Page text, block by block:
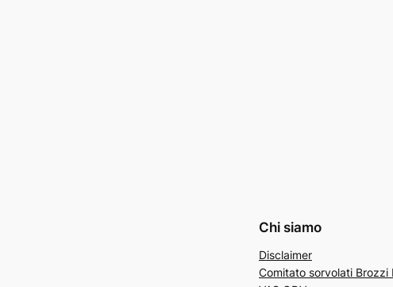
Chi siamo
Disclaimer
Comitato sorvolati Brozzi